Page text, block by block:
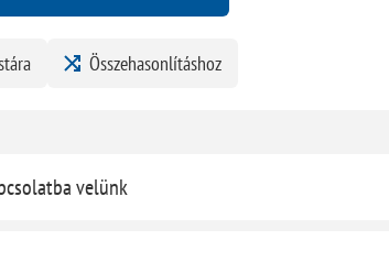
Összehasonlításhoz
velünk